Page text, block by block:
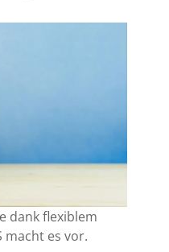
dank flexiblem
macht es vor.